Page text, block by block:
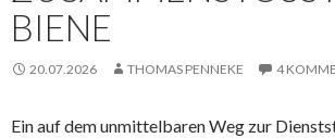
IENE
20.07.2026 THOMAS PENNEKE 4
Ein auf dem unmittelbaren Weg zur